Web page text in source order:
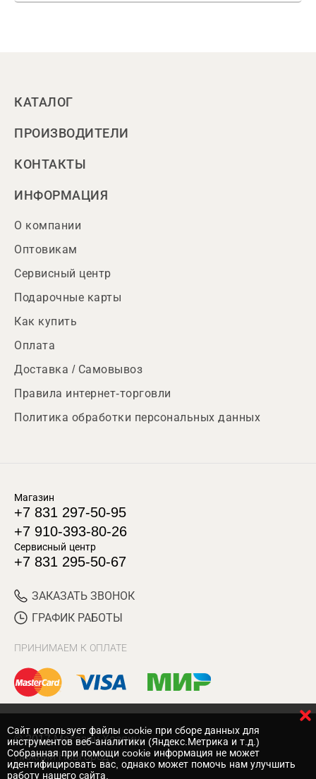
КАТАЛОГ
ПРОИЗВОДИТЕЛИ
КОНТАКТЫ
ИНФОРМАЦИЯ
О компании
Оптовикам
Сервисный центр
Подарочные карты
Как купить
Оплата
Доставка / Самовывоз
Правила интернет-торговли
Политика обработки персональных данных
Магазин
+7 831 297-50-95
+7 910-393-80-26
Сервисный центр
+7 831 295-50-67
ЗАКАЗАТЬ ЗВОНОК
ГРАФИК РАБОТЫ
ПРИНИМАЕМ К ОПЛАТЕ
© 2017 Магазин Хозяин
Нижний Новгород
Cайт использует файлы cookie при сборе данных для
инструментов веб-аналитики (Яндекс.Метрика и т.д.)
Собранная при помощи cookie информация не может
идентифицировать вас, однако может помочь нам улучшить
работу нашего сайта.